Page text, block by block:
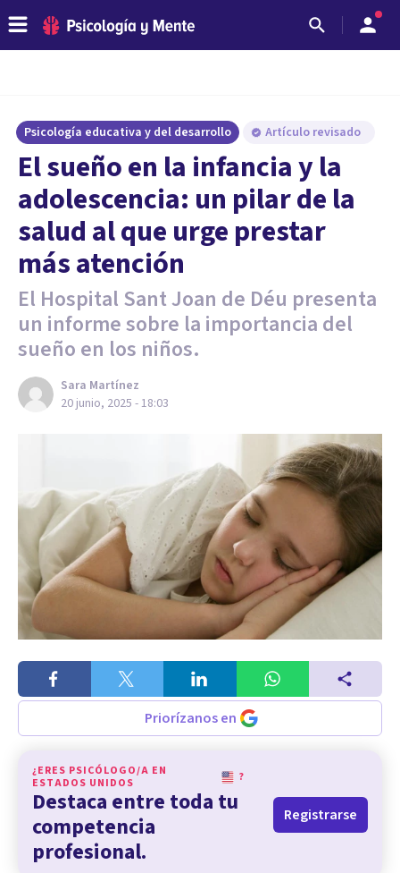
Psicología educativa y del desarrollo Artículo revisado
El sueño en la infancia y la
adolescencia: un pilar de la
salud al que urge prestar
más atención
El Hospital Sant Joan de Déu presenta
un informe sobre la importancia del
sueño en los niños.
Sara Martínez
20 junio, 2025 - 18:03
Priorízanos en
¿ERES PSICÓLOGO/A EN
ESTADOS UNIDOS
?
Destaca entre toda tu
competencia
profesional.
Registrarse